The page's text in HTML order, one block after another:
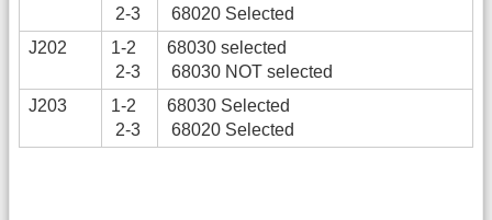
2-3
68020 Selected
J202
1-2
2-3
68030 selected
68030 NOT selected
J203
1-2
2-3
68030 Selected
68020 Selected